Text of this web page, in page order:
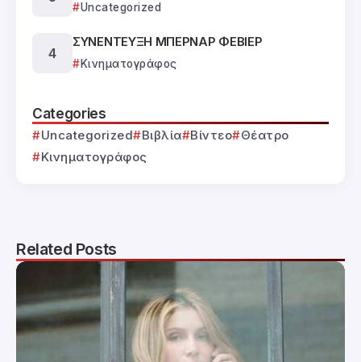
Uncategorized
ΣΥΝΕΝΤΕΥΞΗ ΜΠΕΡΝΑΡ ΦΕΒΙΕΡ
Κινηματογράφος
Categories
Uncategorized Βιβλία Βίντεο
Θέατρο
Κινηματογράφος
Related Posts